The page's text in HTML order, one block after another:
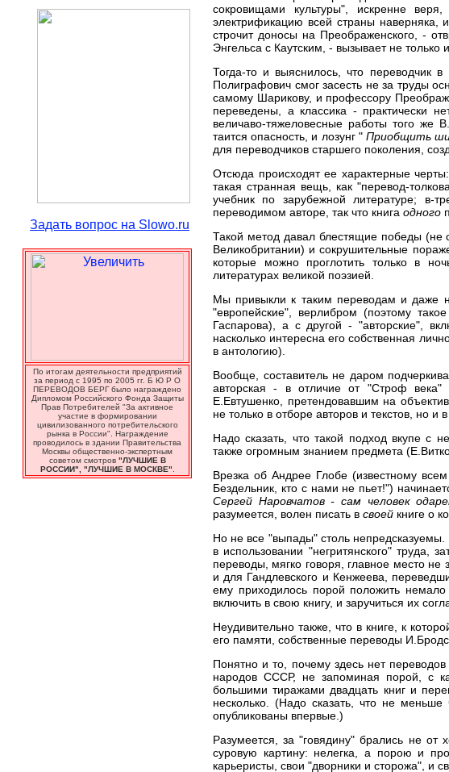
Задать вопрос на Slowo.ru
По итогам деятельности предприятий
за период с 1995 по 2005 гг. Б Ю Р О
ПЕРЕВОДОВ БЕРГ было награждено
Дипломом Российского Фонда Защиты
Прав Потребителей "За активное
участие в формировании
цивилизованного потребительского
рынка в России". Награждение
проводилось в здании Правительства
Москвы общественно-экспертным
советом смотров "ЛУЧШИЕ В
РОССИИ", "ЛУЧШИЕ В МОСКВЕ"
сокровищами культуры", искренне
электрификацию всей страны наверняка,
строчит доносы на Преображенского, -
Энгельса с Каутским, - вызывает не только
Тогда-то и выяснилось, что переводчик
Полиграфович смог засесть не за труды
самому Шарикову, и профессору
переведены, а классика - практически
величаво-тяжеловесные работы того же
таится опасность, и лозунг " Приобщить
для переводчиков старшего поколения,
Отсюда происходят ее характерные
такая странная вещь, как "перевод-
учебник по зарубежной литературе; в-
переводимом авторе, так что книга одного
Такой метод давал блестящие победы
Великобритании) и сокрушительные
которые можно проглотить только в
литературах великой поэзией.
Мы привыкли к таким переводам и даже
"европейские", верлибром (поэтому
Гаспарова), а с другой - "авторские",
насколько интересна его собственная
в антологию).
Вообще, составитель не даром
авторская - в отличие от "Строф века"
Е.Евтушенко, претендовавшим на
не только в отборе авторов и текстов, но
Надо сказать, что такой подход вкупе с
также огромным знанием предмета
Врезка об Андрее Глобе (известному
Бездельник, кто с нами не пьет!")
Сергей Наровчатов - сам человек
разумеется, волен писать в своей книге о
Но не все "выпады" столь непредсказуемы.
в использовании "негритянского" труда,
переводы, мягко говоря, главное место
и для Гандлевского и Кенжеева,
ему приходилось порой положить немало
включить в свою книгу, и заручиться их
Неудивительно также, что в книге, к
его памяти, собственные переводы
Понятно и то, почему здесь нет
народов СССР, не запоминая порой, с
большими тиражами двадцать книг и
несколько. (Надо сказать, что не
опубликованы впервые.)
Разумеется, за "говядину" брались не
суровую картину: нелегка, а порою и
карьеристы, свои "дворники и сторожа", и